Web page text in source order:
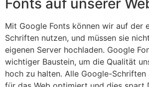
Fonts auf unserer
Mit Google Fonts können wir auf der
Schriften nutzen, und müssen sie
eigenen Server hochladen. Google
wichtiger Baustein, um die Qualität
hoch zu halten. Alle Google-